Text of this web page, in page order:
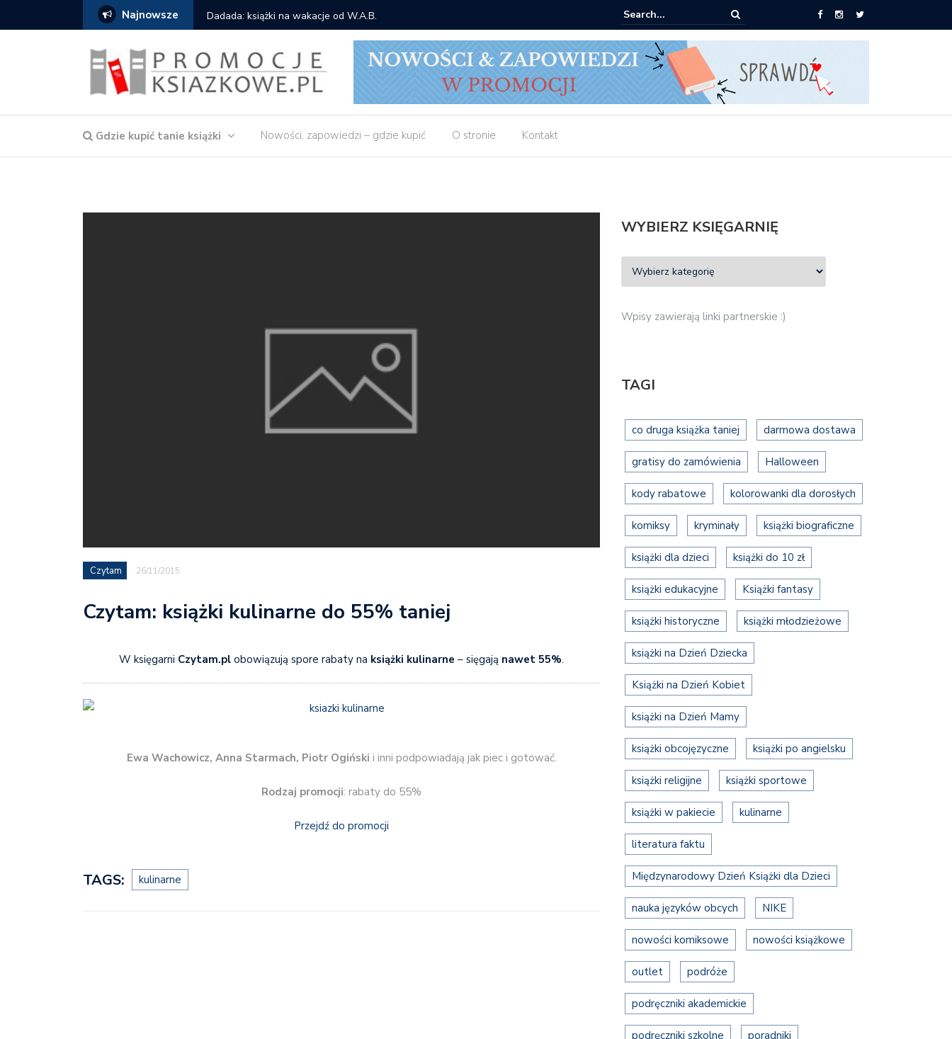
Najnowsze Dadada: książki na wakacje od W.A.B. Gdzie kupić: Mieczysław Gorzka – Copycat
Gdzie kupić tanie książki Nowości, zapowiedzi – gdzie kupić O stronie Kontakt
Czytam 26/11/2015
Czytam: książki kulinarne do 55% taniej
W księgarni Czytam.pl obowiązują spore rabaty na książki kulinarne – sięgają nawet 55%.
Ewa Wachowicz, Anna Starmach, Piotr Ogiński i inni podpowiadają jak piec i gotować.
Rodzaj promocji: rabaty do 55%
Przejdź do promocji
TAGS: kulinarne
WYBIERZ KSIĘGARNIĘ
Wpisy zawierają linki partnerskie :)
TAGI
co druga książka taniej darmowa dostawa
gratisy do zamówienia Halloween
kody rabatowe kolorowanki dla dorosłych
komiksy kryminały książki biograficzne
książki dla dzieci książki do 10 zł
książki edukacyjne Książki fantasy
książki historyczne książki młodzieżowe
książki na Dzień Dziecka
Książki na Dzień Kobiet
książki na Dzień Mamy
książki obcojęzyczne książki po angielsku
książki religijne książki sportowe
książki w pakiecie kulinarne
literatura faktu
Międzynarodowy Dzień Książki dla Dzieci
nauka języków obcych NIKE
nowości komiksowe nowości książkowe
outlet podróże
podręczniki akademickie
podręczniki szkolne poradniki